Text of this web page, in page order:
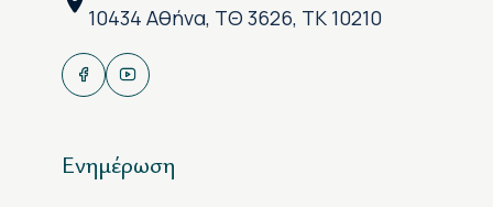
10434 Αθήνα, ΤΘ 3626, ΤΚ 10210
Ενημέρωση